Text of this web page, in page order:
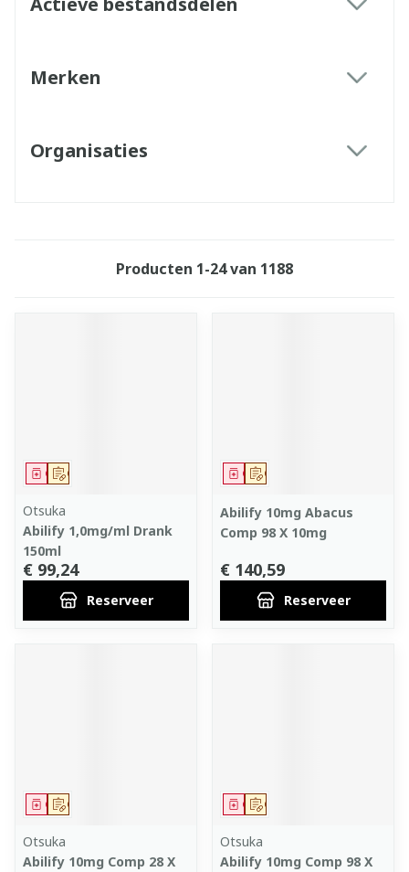
Merken
Organisaties
Producten 1-24van 1188
Op voorschrift
Geneesmiddel
Otsuka
Abilify 1,0mg/ml Drank
150ml
€ 99,24
Reserveer
Op voorschrift
Geneesmiddel
Abilify 10mg Abacus
Comp 98 X 10mg
€ 140,59
Reserveer
Op voorschrift
Geneesmiddel
Otsuka
Abilify 10mg Comp 28 X
Op voorschrift
Geneesmiddel
Otsuka
Abilify 10mg Comp 98 X